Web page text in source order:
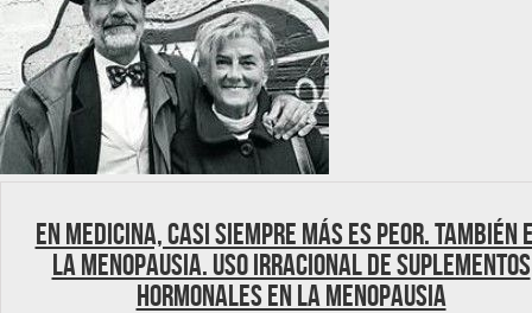
En Medicina, casi siempre más es peor. También
la menopausia. Uso irracional de suplementos
hormonales en la menopausia